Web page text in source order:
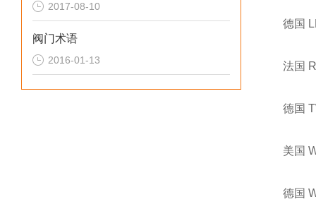
2017-08-10
阀门术语
2016-01-13
德国
法国
德国
美国
德国